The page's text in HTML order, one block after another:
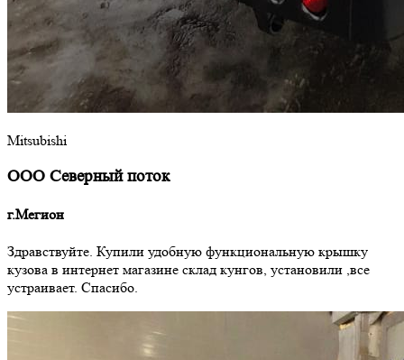
Mitsubishi
ООО Северный поток
г.Мегион
Здравствуйте. Купили удобную функциональную крышку
кузова в интернет магазине склад кунгов, установили ,все
устраивает. Спасибо.